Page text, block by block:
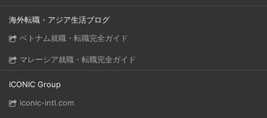
海外転職・アジア生活ブログ
ベトナム就職・転職完全ガイド
マレーシア就職・転職完全ガイド
ICONIC Group
iconic-intl.com